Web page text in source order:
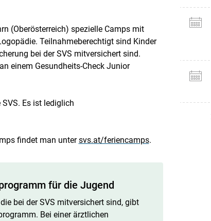
(Oberösterreich) spezielle Camps mit
Teilnahmeberechtigt sind Kinder
bei der SVS mitversichert sind.
einem Gesundheits-Check Junior
Es ist lediglich
findet man untersvs.at/feriencamps.
für die Jugend
bei der SVS mitversichert sind, gibt
Bei einer ärztlichen